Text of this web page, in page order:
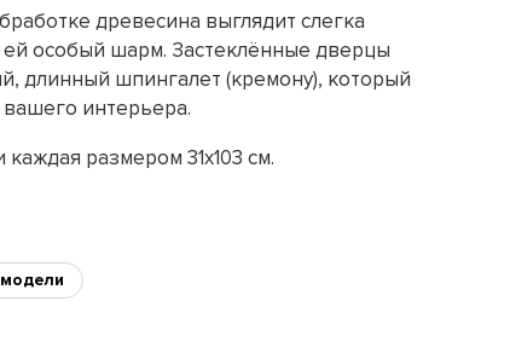
древесина выглядит слегка
ей особый шарм. Застеклённые дверцы
длинный шпингалет (кремону), который
интерьера.
размером 31х103 см.